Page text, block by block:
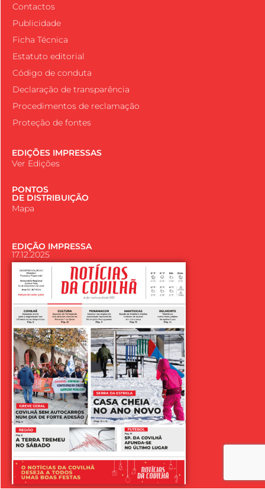
Contactos
Publicidade
Ficha Técnica
Estatuto editorial
Código de conduta
Declaração de transparência
Procedimentos de reclamação
Proteção de fontes
EDIÇÕES IMPRESSAS
Ver Edições
PONTOS
DE DISTRIBUIÇÃO
Mapa
EDIÇÃO IMPRESSA
17.12.2025